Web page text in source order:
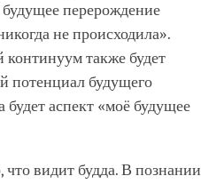
перерождение
не происходила».
также будет
потенциал будущего
аспект «моё будущее
видит будда. В познании